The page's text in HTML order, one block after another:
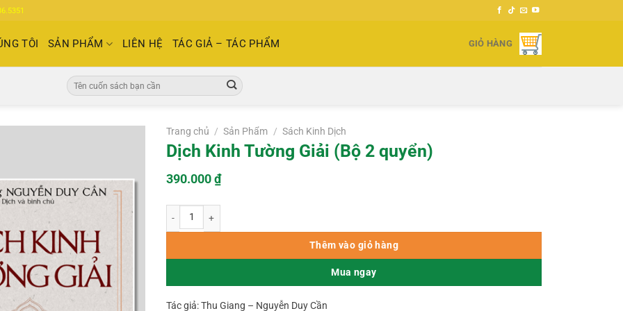
TÔI SẢN PHẨM LIÊN HỆ TÁC GIẢ – TÁC PHẨM GIỎ HÀNG
Tìm
kiếm:
Trang chủ / Sản Phẩm / Sách Kinh Dịch
Dịch Kinh Tường Giải (Bộ 2 quyển)
390.000₫
Thêm vào giỏ hàng
Mua ngay
Tác giả: Thu Giang – Nguyễn Duy Cần